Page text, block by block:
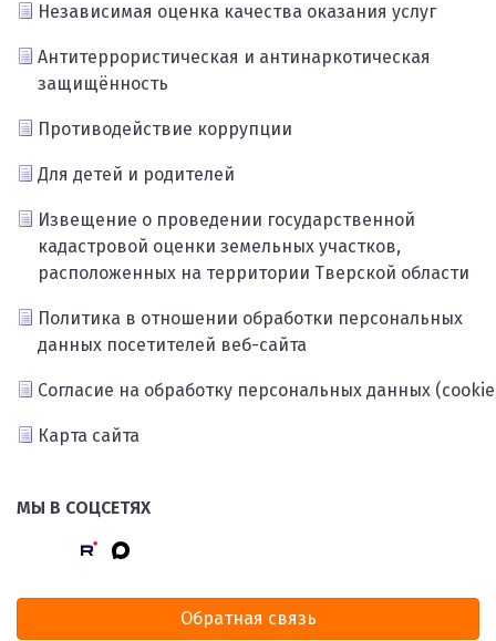
Независимая оценка качества оказания услуг
Антитеррористическая и антинаркотическая
защищённость
Противодействие коррупции
Для детей и родителей
Извещение о проведении государственной
кадастровой оценки земельных участков,
расположенных на территории Тверской области
Политика в отношении обработки персональных
данных посетителей веб-сайта
Согласие на обработку персональных данных
Карта сайта
МЫ В СОЦСЕТЯХ
Обратная связь